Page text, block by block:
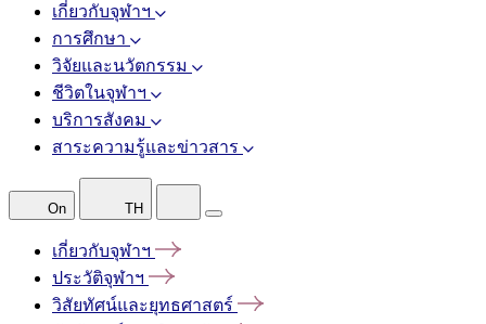
เกี่ยวกับจุฬาฯ
การศึกษา
วิจัยและนวัตกรรม
ชีวิตในจุฬาฯ
บริการสังคม
สาระความรู้และข่าวสาร
On TH
เกี่ยวกับจุฬาฯ
ประวัติจุฬาฯ
วิสัยทัศน์และยุทธศาสตร์